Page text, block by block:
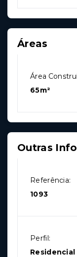
Áreas
Área
65m²
Outras
Referência:
1093
Perfil:
Residencial